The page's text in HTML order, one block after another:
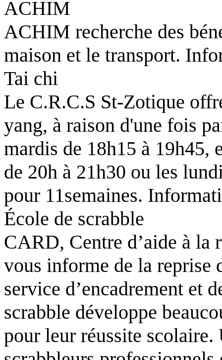
ACHIM
ACHIM recherche des
maison et le transport.
Tai chi
Le C.R.C.S St-Zotique
yang, à raison d'une fois
mardis de 18h15 à 19h45,
de 20h à 21h30 ou les
pour 11semaines.
École de scrabble
CARD, Centre d’aide à la
vous informe de la reprise
service d’encadrement et
scrabble développe
pour leur réussite scolaire.